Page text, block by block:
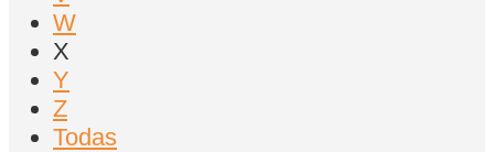
W
X
Y
Z
Todas